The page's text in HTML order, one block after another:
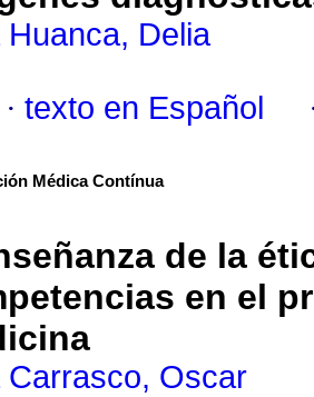
Huanca, Delia
· texto en Español
Médica Contínua
de la
en el
Carrasco, Oscar